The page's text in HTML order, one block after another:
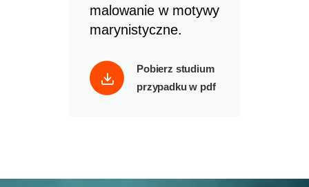
malowanie w motywy
marynistyczne.
Pobierz studium
przypadku w pdf